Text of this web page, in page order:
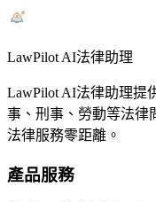
LawPilot AI法律助理
LawPilot AI法律助理提
事、刑事、勞動等法律
法律服務零距離。
產品服務